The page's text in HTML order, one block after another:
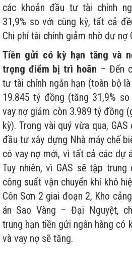
các khoản đầu tư tài chính
31,9% so với cùng kỳ, tất cả
Chi phí tài chính giảm nhờ dư nợ
Tiền gửi có kỳ hạn tăng và
trọng điểm bị trì hoãn – Đến
tư tài chính ngắn hạn (toàn bộ
19.845 tỷ đồng (tăng 31,9%
vay nợ giảm còn 3.989 tỷ đồng
kỳ). Trong vài quý vừa qua,
đầu tư xây dựng Nhà máy chế
có vay nợ mới, vì tất cả các dự
Tuy nhiên, vì GAS sẽ tập
công suất vận chuyển khí khô
Côn Sơn 2 giai đoạn 2, Kho
án Sao Vàng – Đại Nguyệt,
trung hạn tiền gửi ngân hàng có
và vay nợ sẽ tăng.